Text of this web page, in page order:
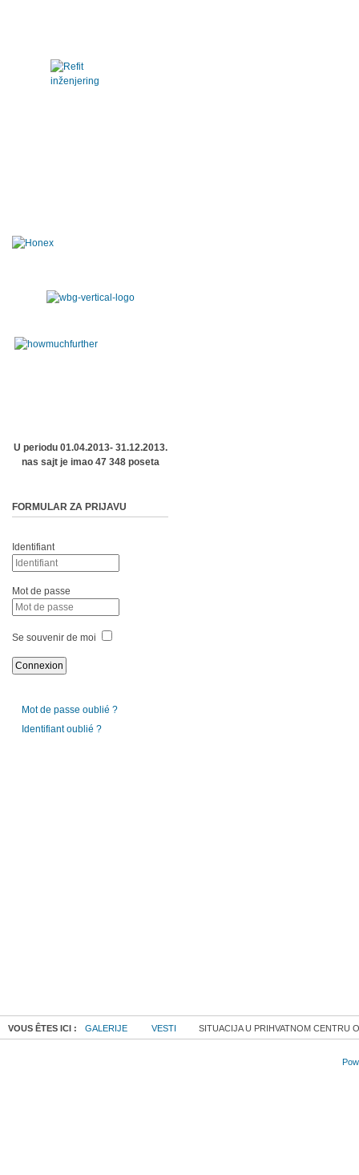
U periodu 01.04.2013- 31.12.2013.
nas sajt je imao 47 348 poseta
FORMULAR ZA PRIJAVU
Identifiant
Mot de passe
Se souvenir de moi
Mot de passe oublié ?
Identifiant oublié ?
VOUS ÊTES ICI : GALERIJE VESTI SITUACIJA U PRIHVATNOM CENTRU